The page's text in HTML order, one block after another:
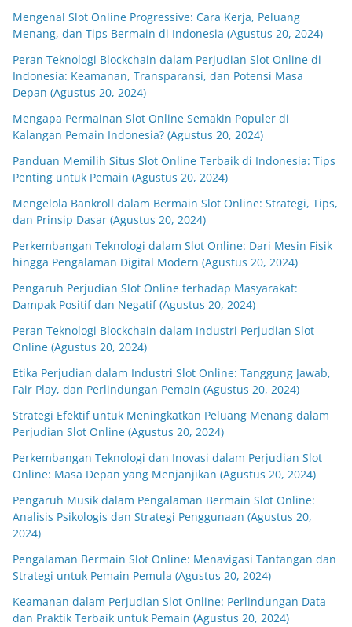
Mengenal Slot Online Progressive: Cara Kerja, Peluang
Menang, dan Tips Bermain di Indonesia (Agustus 20, 2024)
Peran Teknologi Blockchain dalam Perjudian Slot Online di
Indonesia: Keamanan, Transparansi, dan Potensi Masa
Depan (Agustus 20, 2024)
Mengapa Permainan Slot Online Semakin Populer di
Kalangan Pemain Indonesia? (Agustus 20, 2024)
Panduan Memilih Situs Slot Online Terbaik di Indonesia: Tips
Penting untuk Pemain (Agustus 20, 2024)
Mengelola Bankroll dalam Bermain Slot Online: Strategi, Tips,
dan Prinsip Dasar (Agustus 20, 2024)
Perkembangan Teknologi dalam Slot Online: Dari Mesin Fisik
hingga Pengalaman Digital Modern (Agustus 20, 2024)
Pengaruh Perjudian Slot Online terhadap Masyarakat:
Dampak Positif dan Negatif (Agustus 20, 2024)
Peran Teknologi Blockchain dalam Industri Perjudian Slot
Online (Agustus 20, 2024)
Etika Perjudian dalam Industri Slot Online: Tanggung Jawab,
Fair Play, dan Perlindungan Pemain (Agustus 20, 2024)
Strategi Efektif untuk Meningkatkan Peluang Menang dalam
Perjudian Slot Online (Agustus 20, 2024)
Perkembangan Teknologi dan Inovasi dalam Perjudian Slot
Online: Masa Depan yang Menjanjikan (Agustus 20, 2024)
Pengaruh Musik dalam Pengalaman Bermain Slot Online:
Analisis Psikologis dan Strategi Penggunaan (Agustus 20,
2024)
Pengalaman Bermain Slot Online: Menavigasi Tantangan dan
Strategi untuk Pemain Pemula (Agustus 20, 2024)
Keamanan dalam Perjudian Slot Online: Perlindungan Data
dan Praktik Terbaik untuk Pemain (Agustus 20, 2024)